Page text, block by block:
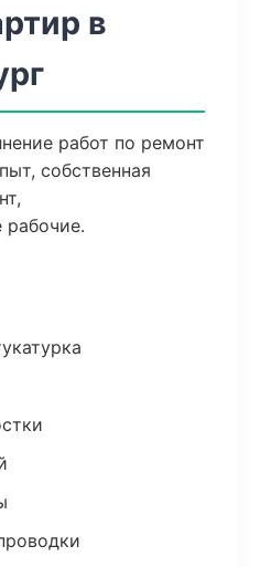
в
работ по ремонт
собственная
рабочие.